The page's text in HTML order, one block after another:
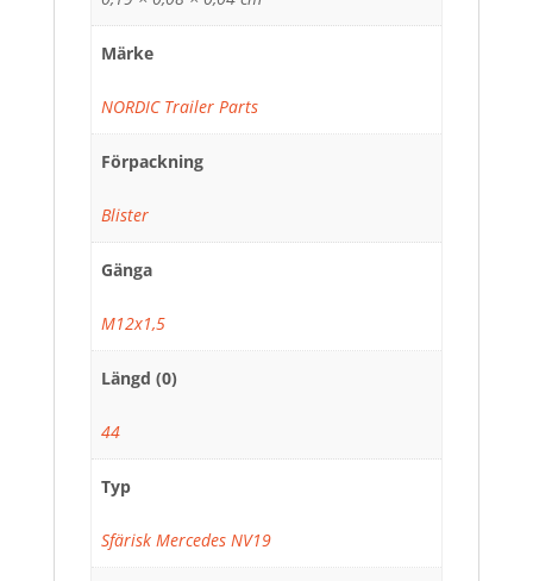
Märke
NORDIC Trailer Parts
Förpackning
Blister
Gänga
M12x1,5
Längd (0)
44
Typ
Sfärisk Mercedes NV19